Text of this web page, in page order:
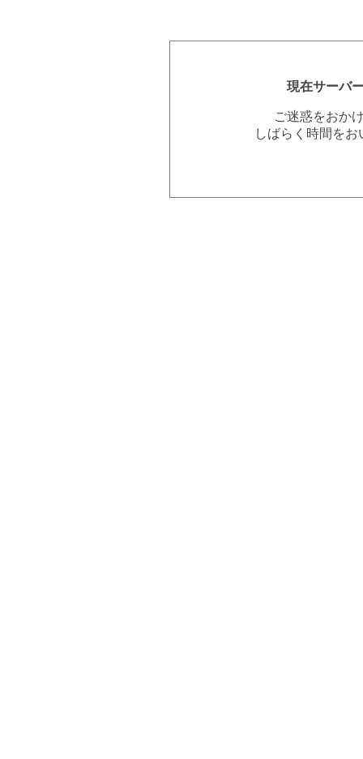
現在サーバ
ご迷惑をおか
しばらく時間を